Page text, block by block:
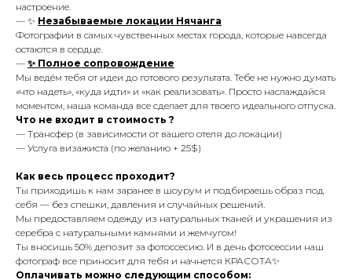
настроение.
— ✨ Незабываемые локации Нячанга
Фотографии в самых чувственных местах города, которые навсегда
остаются в сердце.
— ✨ Полное сопровождение
Мы ведём тебя от идеи до готового результата. Тебе не нужно думать
«что надеть», «куда идти» и «как реализовать». Просто наслаждайся
моментом, наша команда все сделает для твоего идеального отпуска.
Что не входит в стоимость ?
— Трансфер (в зависимости от вашего отеля до локации)
— Услуга визажиста (по желанию + 25$)
Как весь процесс проходит?
Ты приходишь к нам заранее в шоурум и подбираешь образ под
себя — без спешки, давления и случайных решений.
Мы предоставляем одежду из натуральных тканей и украшения из
серебра с натуральными камнями и жемчугом!
Ты вносишь 50% депозит за фотоссесию. И в день фотосессии наш
фотограф все приносит для тебя и начнется КРАСОТА✨
Оплачивать можно следующим способом: